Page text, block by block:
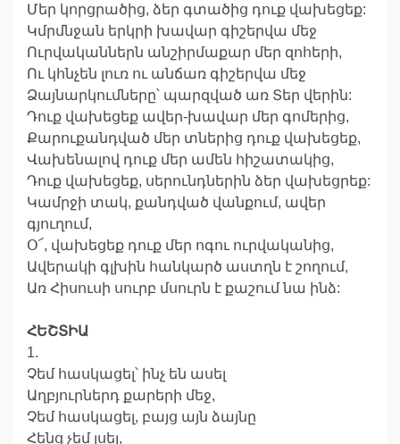
Մեր կորցրածից, ձեր գտածից դուք վախեցեք:
Կմրմնջան երկրի խավար գիշերվա մեջ
Ուրվականներն անշիրմաքար մեր զոհերի,
Ու կհնչեն լուռ ու անճառ գիշերվա մեջ
Ձայնարկումները՝ պարզված առ Տեր վերին:
Դուք վախեցեք ավեր-խավար մեր գոմերից,
Քարուքանդված մեր տներից դուք վախեցեք,
Վախենալով դուք մեր ամեն հիշատակից,
Դուք վախեցեք, սերունդներին ձեր վախեցրեք:
Կամրջի տակ, քանդված վանքում, ավեր
գյուղում,
Օ՜, վախեցեք դուք մեր ոգու ուրվականից,
Ավերակի գլխին հանկարծ աստղն է շողում,
Առ Հիսուսի սուրբ մսուրն է քաշում նա ինձ:
ՀԵՇՏԻԱ
1.
Չեմ հասկացել՝ ինչ են ասել
Աղբյուրներդ քարերի մեջ,
Չեմ հասկացել, բայց այն ձայնը
Հենց չեմ լսել,